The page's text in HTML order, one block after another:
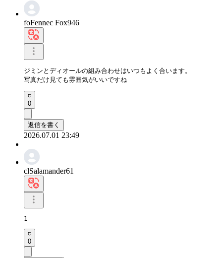
foFennec Fox946
ジミンとディオールの組み合わせはいつもよく合います。
写真だけ見ても雰囲気がいいですね
0
返信を書く
2026.07.01 23:49
clSalamander61
1
0